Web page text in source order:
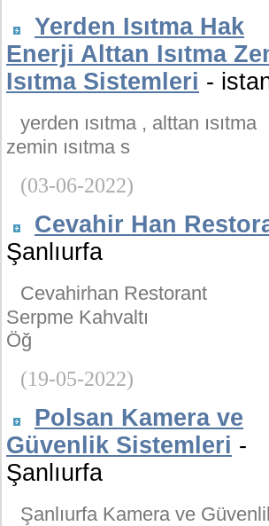
Yerden Isıtma Hak
Enerji Alttan Isıtma
Isıtma Sistemleri -
yerden ısıtma , alttan ısıtma
zemin ısıtma s
(03-06-2022)
Cevahir Han
Şanlıurfa
Cevahirhan Restorant
Serpme Kahvaltı
Öğ
(19-05-2022)
Polsan Kamera ve
Güvenlik Sistemleri -
Şanlıurfa
Şanlıurfa Kamera ve